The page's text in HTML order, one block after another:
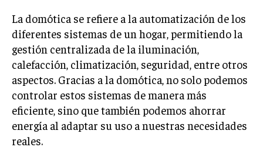
La domótica se refiere a la automatización de los
diferentes sistemas de un hogar, permitiendo la
gestión centralizada de la iluminación,
calefacción, climatización, seguridad, entre otros
aspectos. Gracias a la domótica, no solo podemos
controlar estos sistemas de manera más
eficiente, sino que también podemos ahorrar
energía al adaptar su uso a nuestras necesidades
reales.